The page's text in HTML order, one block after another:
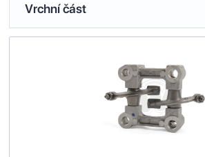
Vrchní část